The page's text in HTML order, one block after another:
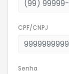
CPF/CNPJ
Senha